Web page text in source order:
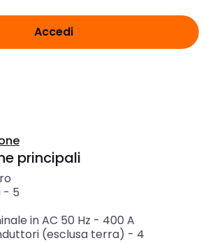
Accedi
principali
- 5
in AC 50 Hz - 400 A
(esclusa terra) - 4